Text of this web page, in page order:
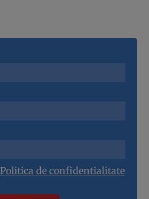
Politica de confidentialitate